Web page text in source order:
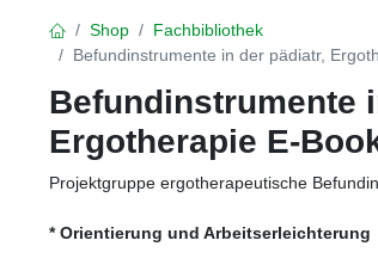
Shop
Fachbibliothek
Befundinstrumente in der pädiatr,
Befundinstrumente
Ergotherapie E-
Projektgruppe ergotherapeutische
* Orientierung und Arbeitserleichterung